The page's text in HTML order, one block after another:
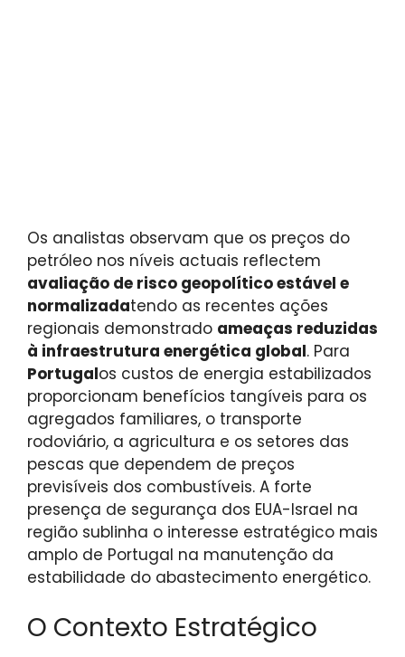
Os analistas observam que os preços do
petróleo nos níveis actuais reflectem
avaliação de risco geopolítico estável e
normalizadatendo as recentes ações
regionais demonstrado ameaças reduzidas
à infraestrutura energética global. Para
Portugalos custos de energia estabilizados
proporcionam benefícios tangíveis para os
agregados familiares, o transporte
rodoviário, a agricultura e os setores das
pescas que dependem de preços
previsíveis dos combustíveis. A forte
presença de segurança dos EUA-Israel na
região sublinha o interesse estratégico mais
amplo de Portugal na manutenção da
estabilidade do abastecimento energético.
O Contexto Estratégico